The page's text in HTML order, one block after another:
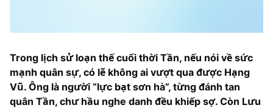
Trong lịch sử loạn thế cuối thời Tần, nếu nói về sức
mạnh quân sự, có lẽ không ai vượt qua được Hạng
Vũ. Ông là người “lực bạt sơn hà”, từng đánh tan
quân Tần, chư hầu nghe danh đều khiếp sợ. Còn Lưu